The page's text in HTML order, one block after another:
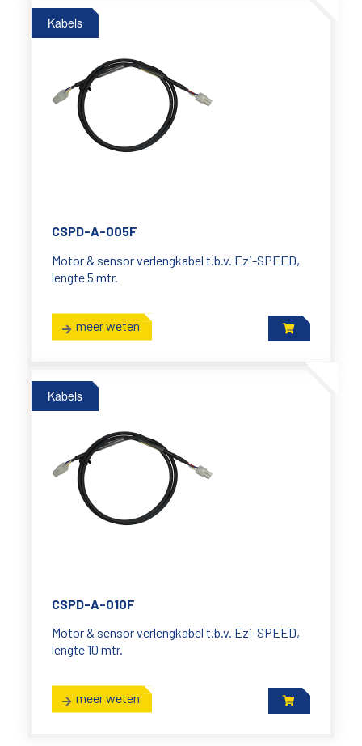
Kabels
CSPD-A-005F
Motor & sensor verlengkabel t.b.v. Ezi-SPEED,
lengte 5 mtr.
meer weten
Kabels
CSPD-A-010F
Motor & sensor verlengkabel t.b.v. Ezi-SPEED,
lengte 10 mtr.
meer weten